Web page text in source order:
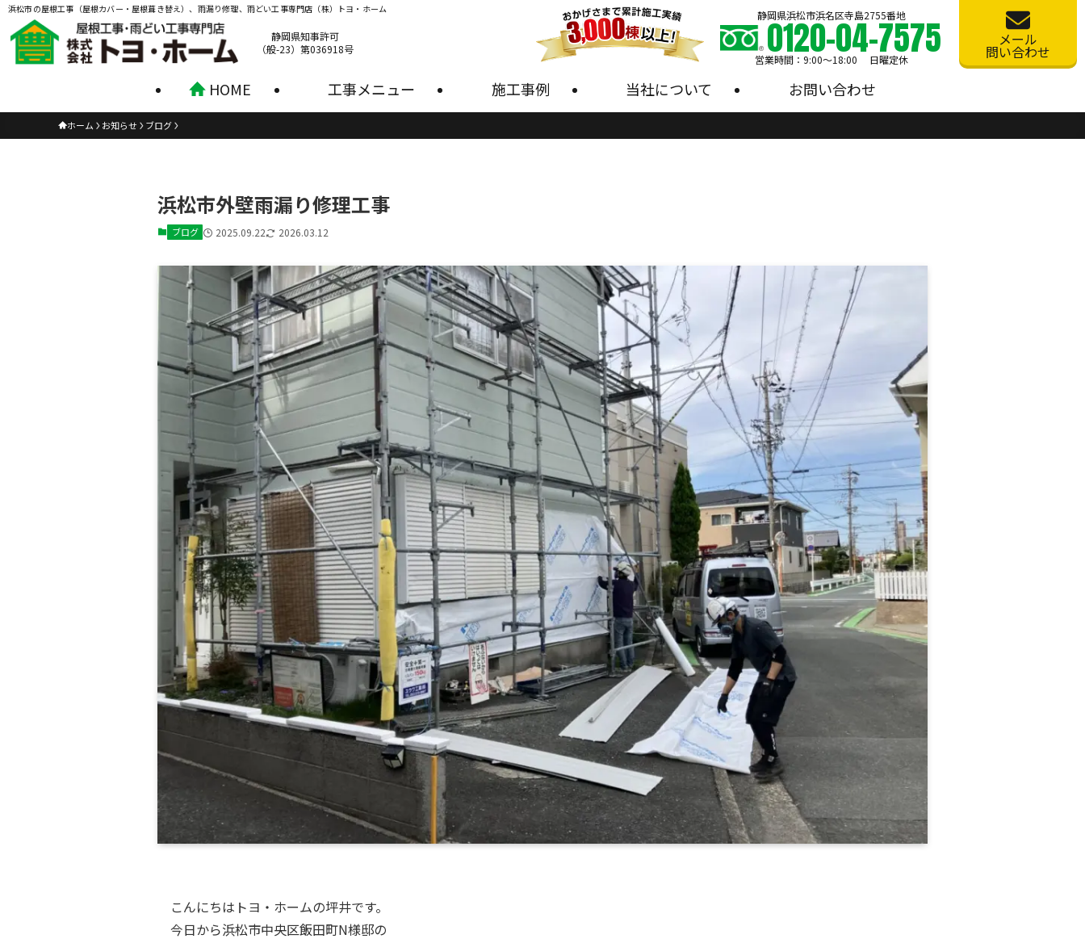
浜松市の屋根工事（屋根カバー・屋根葺き替え）、雨漏り修理、雨どい工事専門店（株）トヨ・ホーム
HOME 工事メニュー 施工事例 当社について お問い合わせ
静岡県知事許可
（般-23）第036918号
静岡県浜松市浜名区寺島2755番地
0120-04-7575
営業時間：9:00〜18:00 日曜定休
メール
問い合わせ
ホーム お知らせ ブログ
浜松市外壁雨漏り修理工事
ブログ 2025.09.22 2026.03.12
こんにちはトヨ・ホームの坪井です。
今日から浜松市中央区飯田町N様邸の